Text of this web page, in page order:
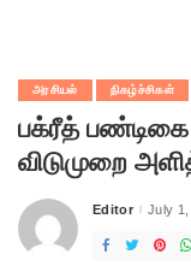
அரசியல் நிகழ்ச்சிகள்
பக்ரீத்
விடுமுறை
Posted
Editor July 1,